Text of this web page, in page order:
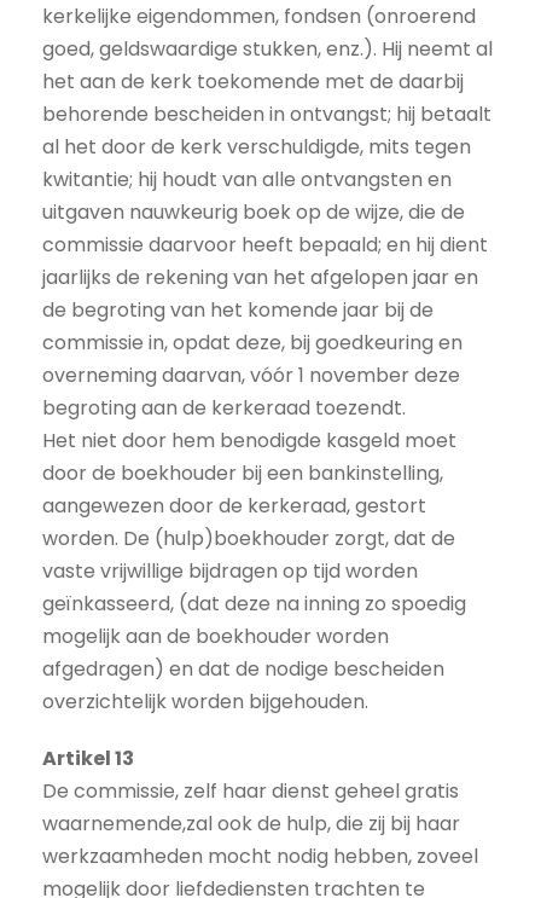
kerkelijke eigendommen, fondsen (onroerend
goed, geldswaardige stukken, enz.). Hij neemt al
het aan de kerk toekomende met de daarbij
behorende bescheiden in ontvangst; hij betaalt
al het door de kerk verschuldigde, mits tegen
kwitantie; hij houdt van alle ontvangsten en
uitgaven nauwkeurig boek op de wijze, die de
commissie daarvoor heeft bepaald; en hij dient
jaarlijks de rekening van het afgelopen jaar en
de begroting van het komende jaar bij de
commissie in, opdat deze, bij goedkeuring en
overneming daarvan, vóór 1 november deze
begroting aan de kerkeraad toezendt.
Het niet door hem benodigde kasgeld moet
door de boekhouder bij een bankinstelling,
aangewezen door de kerkeraad, gestort
worden. De (hulp)boekhouder zorgt, dat de
vaste vrijwillige bijdragen op tijd worden
geïnkasseerd, (dat deze na inning zo spoedig
mogelijk aan de boekhouder worden
afgedragen) en dat de nodige bescheiden
overzichtelijk worden bijgehouden.
Artikel 13
De commissie, zelf haar dienst geheel gratis
waarnemende,zal ook de hulp, die zij bij haar
werkzaamheden mocht nodig hebben, zoveel
mogelijk door liefdediensten trachten te